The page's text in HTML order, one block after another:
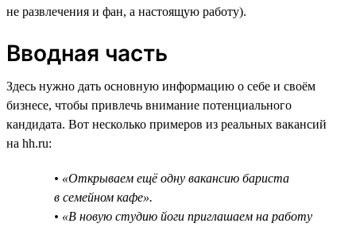
не развлечения и фан, а настоящую работу).
Вводная часть
Здесь нужно дать основную информацию о себе и своём
бизнесе, чтобы привлечь внимание потенциального
кандидата. Вот несколько примеров из реальных вакансий
на hh.ru:
• «Открываем ещё одну вакансию бариста
в семейном кафе».
• «В новую студию йоги приглашаем на работу